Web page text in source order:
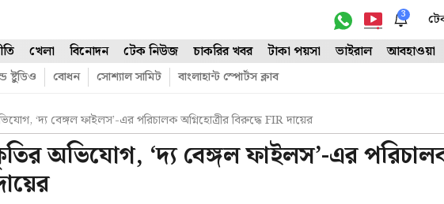
3
খেলা বিনোদন টেক নিউজ চাকরির খবর টাকা পয়সা ভাইরাল আবহাওয়া
ষ্টুডিও বোধন সোশ্যাল সামিট বাংলাহান্ট স্পোর্টস ক্লাব
‘দ্য বেঙ্গল ফাইলস’-এর পরিচালক অগ্নিহোত্রীর বিরুদ্ধে FIR দায়ের
অভিযোগ, ‘দ্য বেঙ্গল ফাইলস’-এর